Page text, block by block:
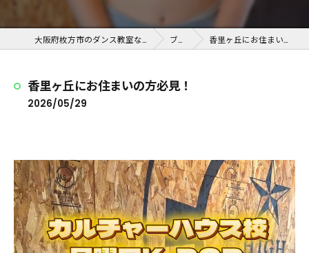
ブログ 香里ヶ丘にお住まいの方必見！
香里ヶ丘にお住まいの方必見！
2026/05/29